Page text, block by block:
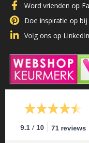
Word vrienden op
Doe inspiratie op
Volg ons op LinkedIn
9.1 / 10 71 reviews